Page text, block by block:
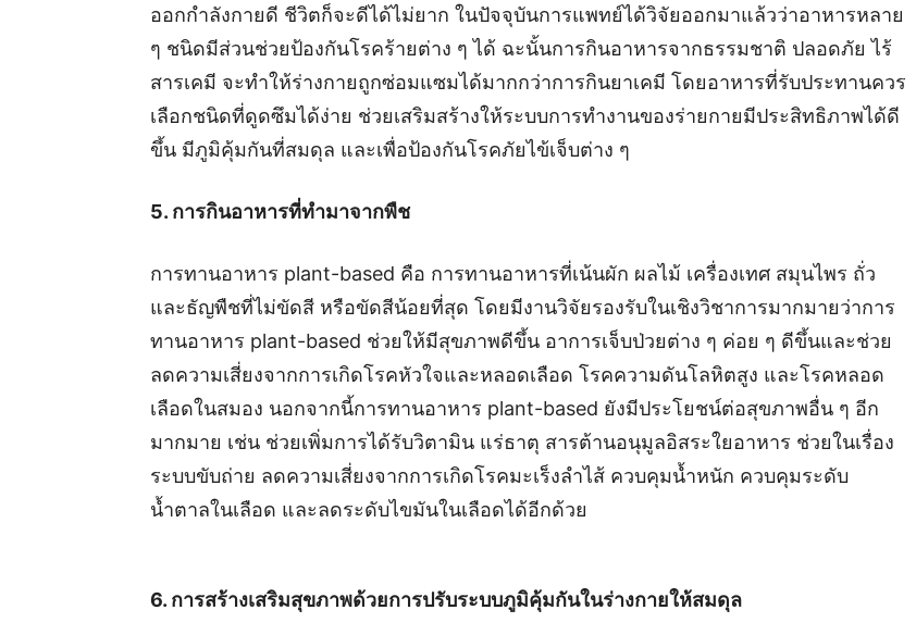
ออกกำลังกายดี ชีวิตก็จะดีได้ไม่ยาก ในปัจจุบันการแพทย์ได้วิจัยออกมาแล้วว่าอาหารหลาย
ๆ ชนิดมีส่วนช่วยป้องกันโรคร้ายต่าง ๆ ได้ ฉะนั้นการกินอาหารจากธรรมชาติ ปลอดภัย ไร้
สารเคมี จะทำให้ร่างกายถูกซ่อมแซมได้มากกว่าการกินยาเคมี โดยอาหารที่รับประทานควร
เลือกชนิดที่ดูดซึมได้ง่าย ช่วยเสริมสร้างให้ระบบการทำงานของร่ายกายมีประสิทธิภาพได้ดี
ขึ้น มีภูมิคุ้มกันที่สมดุล และเพื่อป้องกันโรคภัยไข้เจ็บต่าง ๆ
5. การกินอาหารที่ทำมาจากพืช
การทานอาหาร plant-based คือ การทานอาหารที่เน้นผัก ผลไม้ เครื่องเทศ สมุนไพร ถั่ว
และธัญพืชที่ไม่ขัดสี หรือขัดสีน้อยที่สุด โดยมีงานวิจัยรองรับในเชิงวิชาการมากมายว่าการ
ทานอาหาร plant-based ช่วยให้มีสุขภาพดีขึ้น อาการเจ็บป่วยต่าง ๆ ค่อย ๆ ดีขึ้นและช่วย
ลดความเสี่ยงจากการเกิดโรคหัวใจและหลอดเลือด โรคความดันโลหิตสูง และโรคหลอด
เลือดในสมอง นอกจากนี้การทานอาหาร plant-based ยังมีประโยชน์ต่อสุขภาพอื่น ๆ อีก
มากมาย เช่น ช่วยเพิ่มการได้รับวิตามิน แร่ธาตุ สารต้านอนุมูลอิสระใยอาหาร ช่วยในเรื่อง
ระบบขับถ่าย ลดความเสี่ยงจากการเกิดโรคมะเร็งลำไส้ ควบคุมน้ำหนัก ควบคุมระดับ
น้ำตาลในเลือด และลดระดับไขมันในเลือดได้อีกด้วย
6. การสร้างเสริมสุขภาพด้วยการปรับระบบภูมิคุ้มกันในร่างกายให้สมดุล